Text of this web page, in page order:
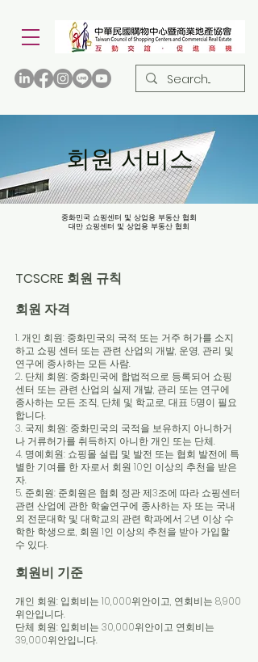
회원 서비스
중화민국 쇼핑센터 및 상업용 부동산 협회
대만 쇼핑센터 및 상업용 부동산 협회
중화민국 쇼핑센터 및 상업용 부동산 협회
대만 쇼핑센터 및 상업용 부동산 협회
TCSCRE 회원 규칙
회원 자격
1. 개인 회원: 중화민국의 국적 또는 거주 허가를 소지
하고 쇼핑 센터 또는 관련 산업의 개발, 운영, 관리 및
연구에 종사하는 모든 사람.
2. 단체 회원: 중화민국에 합법적으로 등록되어 쇼핑
센터 또는 관련 산업의 실제 개발, 관리 또는 연구에
종사하는 모든 조직, 단체 및 학교로, 대표 5명이 필요
합니다.
3. 국제 회원: 중화민국의 국적을 보유하지 아니하거
나 거류허가를 취득하지 아니한 개인 또는 단체.
4. 명예회원: 쇼핑몰 설립 및 발전 또는 협회 발전에 특
별한 기여를 한 자로서 회원 10인 이상의 추천을 받은
자.
5. 준회원: 준회원은 협회 정관 제3조에 따라 쇼핑센터
관련 산업에 관한 학술연구에 종사하는 자 또는 국내
외 전문대학 및 대학교의 관련 학과에서 2년 이상 수
학한 학생으로, 회원 1인 이상의 추천을 받아 가입할
수 있다.
회원비 기준
개인 회원: 입회비는 10,000위안이고, 연회비는 8,900
위안입니다.
단체 회원: 입회비는 30,000위안이고 연회비는
39,000위안입니다.